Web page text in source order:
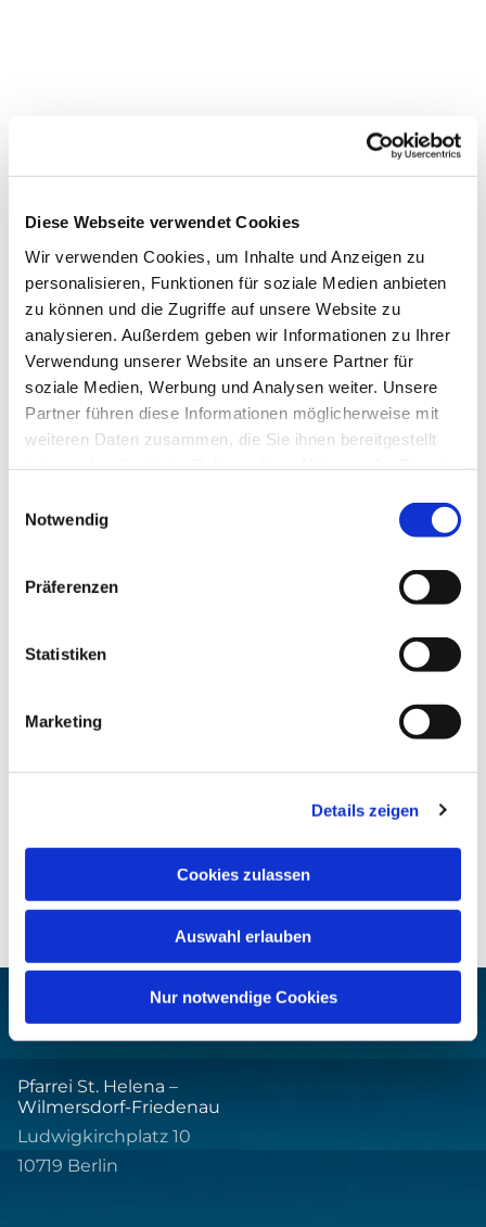
Diese Webseite verwendet Cookies
Wir verwenden Cookies, um Inhalte und Anzeigen zu
personalisieren, Funktionen für soziale Medien anbieten
zu können und die Zugriffe auf unsere Website zu
analysieren. Außerdem geben wir Informationen zu Ihrer
Verwendung unserer Website an unsere Partner für
soziale Medien, Werbung und Analysen weiter. Unsere
Partner führen diese Informationen möglicherweise mit
weiteren Daten zusammen, die Sie ihnen bereitgestellt
Notwendig
Präferenzen
Statistiken
Marketing
Details zeigen
Cookies zulassen
Auswahl erlauben
Nur notwendige Cookies
Dies könnte Sie auch
interessieren
Pfarrei St. Helena –
Wilmersdorf-Friedenau
Ludwigkirchplatz 10
10719 Berlin